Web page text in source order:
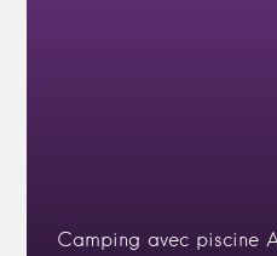
Camping avec piscine